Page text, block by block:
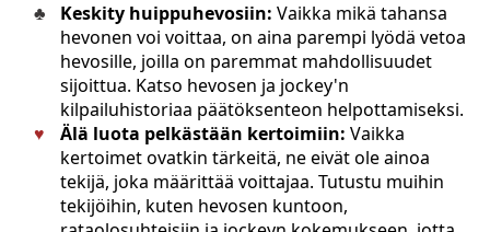
Keskity huippuhevosiin: Vaikka mikä tahansa
hevonen voi voittaa, on aina parempi lyödä vetoa
hevosille, joilla on paremmat mahdollisuudet
sijoittua. Katso hevosen ja jockey'n
kilpailuhistoriaa päätöksenteon helpottamiseksi.
Älä luota pelkästään kertoimiin: Vaikka
kertoimet ovatkin tärkeitä, ne eivät ole ainoa
tekijä, joka määrittää voittajaa. Tutustu muihin
tekijöihin, kuten hevosen kuntoon,